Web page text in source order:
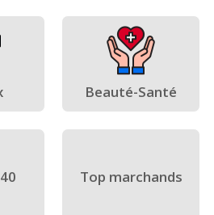
Beauté-Santé
Top marchands